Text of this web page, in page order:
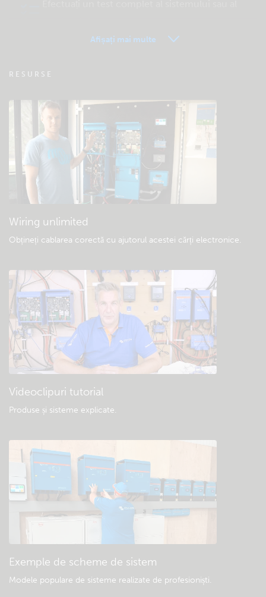
VRM – Monitorizare la distanță – Întrebări
Verificare bază de cunoștințe a comunității
Descărcări generale și documentație
Afișați mai multe
RESURSE
Wiring unlimited
Obțineți cablarea corectă cu ajutorul acestei cărți electronice.
Videoclipuri tutorial
Produse și sisteme explicate.
Exemple de scheme de sistem
Modele populare de sisteme realizate de profesioniști.